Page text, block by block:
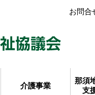
介護事業
那須
支
お問合